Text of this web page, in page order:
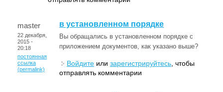
master
22 декабря,
2015 -
20:18
постоянная
ссылка
(permalink)
в установленном порядке
Вы обращались в установленном порядке с
приложением документов, как указано выше?
Войдите или зарегистрируйтесь , чтобы
отправлять комментарии